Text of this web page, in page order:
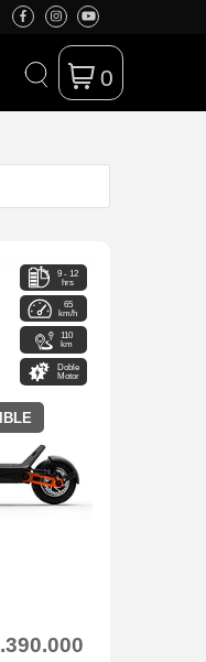
0
9 - 12
hrs
65
km/h
110
km
Doble
Motor